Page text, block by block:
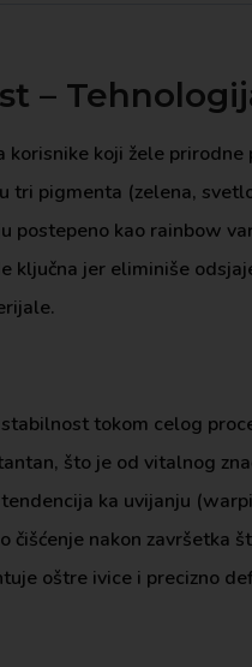
–
koji žele
pigmenta (zelena,
kao rainbow
jer eliminiše
tokom celog
što je od vitalnog
ka uvijanju
nakon završetka
oštre ivice i precizno